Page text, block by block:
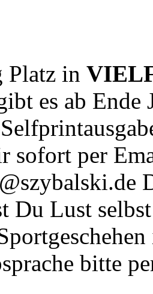
Platz in
es ab Ende
sofort per
Du Lust
bitte